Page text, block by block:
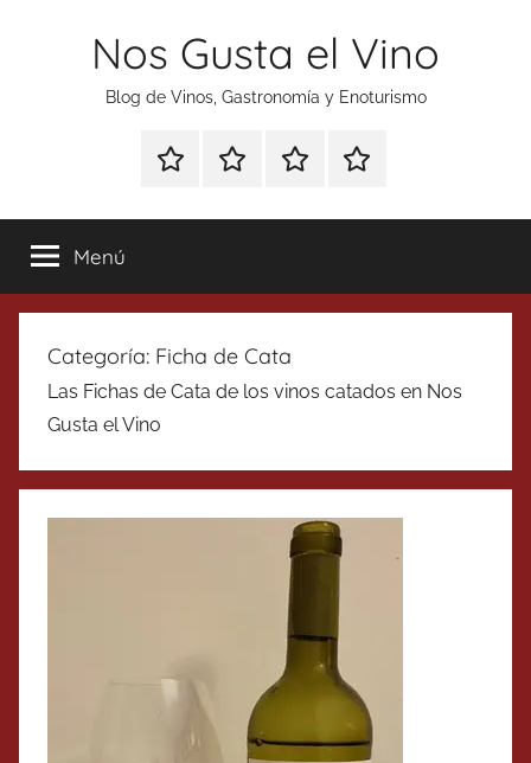
Nos Gusta el Vino
Blog de Vinos, Gastronomía y Enoturismo
Especial
Tonics
Enoturismo
Gastronomía
RankingContacto
Menú
Categoría: Ficha de Cata
Las Fichas de Cata de los vinos catados en Nos
Gusta el Vino